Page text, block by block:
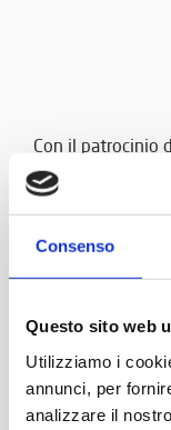
Consenso
Questo sito web
Utilizziamo i
annunci, per
analizzare il
Con il patrocinio